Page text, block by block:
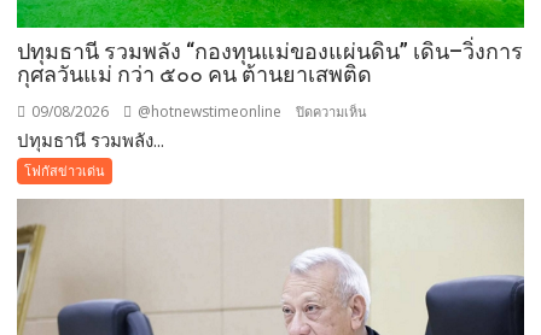
ปทุมธานี รวมพลัง “กองทุนแม่ของแผ่นดิน” เดิน–วิ่งการ
กุศลวันแม่ กว่า ๕๐๐ คน ต้านยาเสพติด
09/08/2026 @hotnewstimeonline ปิดความเห็น
แผ่น
ดิน”
ปทุมธานี รวมพลัง...
โฟกัสข่าวเด่น